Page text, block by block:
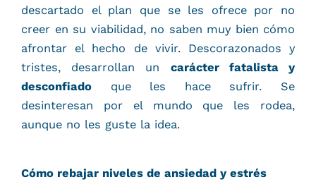
descartado el plan que se les ofrece por no
creer en su viabilidad, no saben muy bien cómo
afrontar el hecho de vivir. Descorazonados y
tristes, desarrollan un carácter fatalista y
desconfiado que les hace sufrir. Se
desinteresan por el mundo que les rodea,
aunque no les guste la idea.
Cómo rebajar niveles de ansiedad y estrés